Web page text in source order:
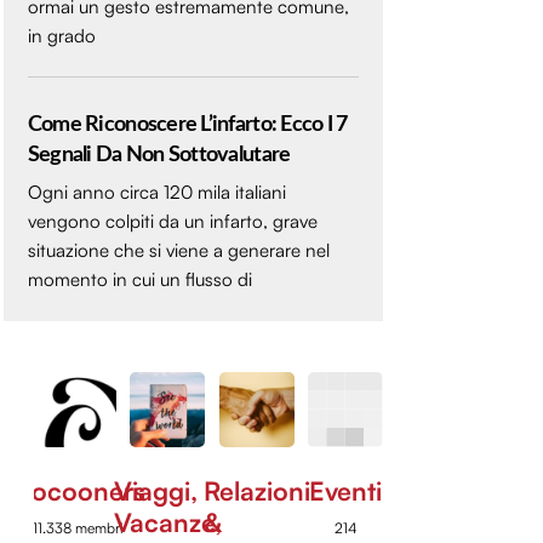
ormai un gesto estremamente comune,
in grado
Come Riconoscere L’infarto: Ecco I 7
Segnali Da Non Sottovalutare
Ogni anno circa 120 mila italiani
vengono colpiti da un infarto, grave
situazione che si viene a generare nel
momento in cui un flusso di
Cocooners
11.338 membri
Viaggi,
Vacanze,
Relazioni
&
Eventi
214